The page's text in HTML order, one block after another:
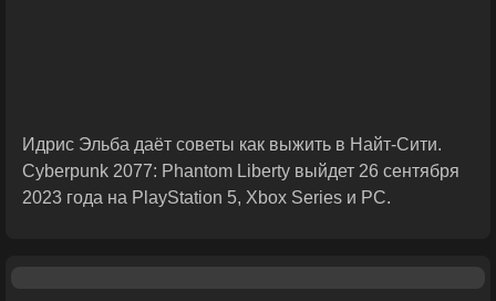
Идрис Эльба даёт советы как выжить в Найт-Сити.
Cyberpunk 2077: Phantom Liberty выйдет 26 сентября
2023 года на PlayStation 5, Xbox Series и PC.